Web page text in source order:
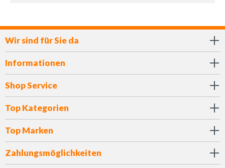
Wir sind für Sie da
Informationen
Shop Service
Top Kategorien
Top Marken
Zahlungsmöglichkeiten